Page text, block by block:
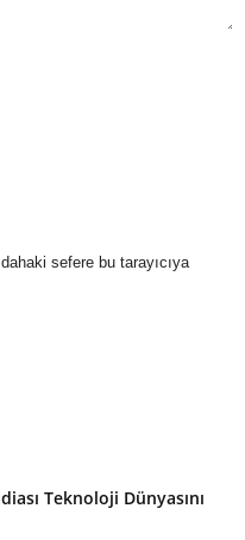
sefere bu tarayıcıya
Teknoloji Dünyasını